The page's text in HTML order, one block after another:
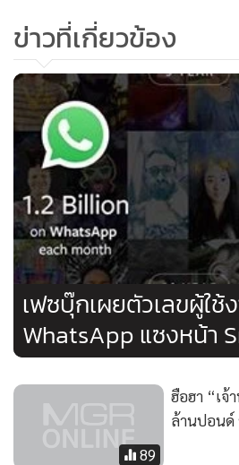
ญี่ปุ่น
• News1
• Gotomanager
ข่าวที่เกี่ยวข้อง
เฟซบุ๊กเผยตัวเลขผู้ใช้
WhatsApp แซงหน้า
89
ฮือฮา “เจ้
ล้านปอนด์